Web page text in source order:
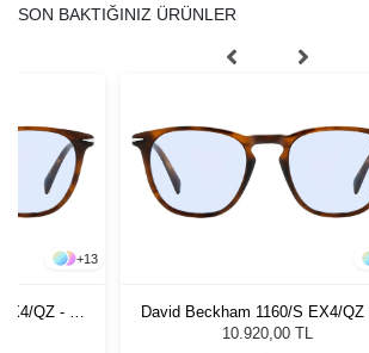
SON BAKTIĞINIZ ÜRÜNLER
+13
QZ - 51
David Beckham 1160/S EX4/QZ -
Unisex Güneş Gözlüğü
10.920,00 TL